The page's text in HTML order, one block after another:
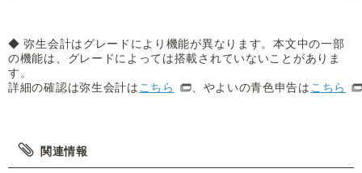
◆ 弥生会計はグレードにより機能が異なります。本文中の一部
の機能は、グレードによっては搭載されていないことがありま
す。
詳細の確認は弥生会計は こちら 、やよいの青色申告は こちら
関連情報